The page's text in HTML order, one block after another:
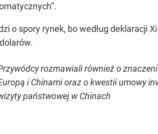
o spory rynek, bo według deklaracji
rozmawiali również o
i Chinami oraz o kwestii umowy
państwowej w Chinach